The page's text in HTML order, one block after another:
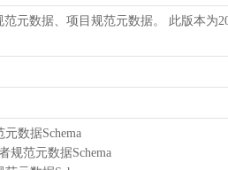
元数据、项目规范元数据。 此版本为
元数据Schema
规范元数据Schema